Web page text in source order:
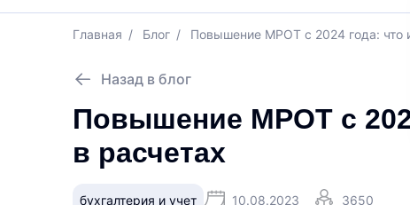
Главная / Блог / Повышение МРОТ с 2024 года: что
Назад в блог
Повышение МРОТ с
в расчетах
бухгалтерия и учет 10.08.2023 3650